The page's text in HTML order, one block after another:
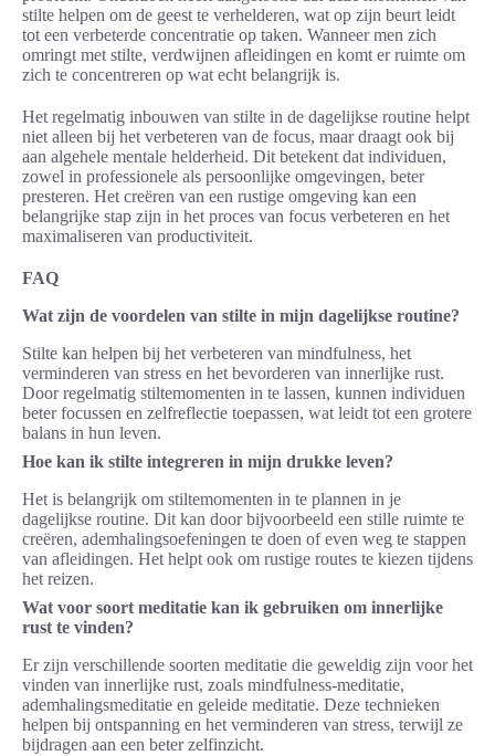
stilte helpen om de geest te verhelderen, wat op zijn beurt leidt
tot een verbeterde concentratie op taken. Wanneer men zich
omringt met stilte, verdwijnen afleidingen en komt er ruimte om
zich te concentreren op wat echt belangrijk is.
Het regelmatig inbouwen van stilte in de dagelijkse routine helpt
niet alleen bij het verbeteren van de focus, maar draagt ook bij
aan algehele mentale helderheid. Dit betekent dat individuen,
zowel in professionele als persoonlijke omgevingen, beter
presteren. Het creëren van een rustige omgeving kan een
belangrijke stap zijn in het proces van focus verbeteren en het
maximaliseren van productiviteit.
FAQ
Wat zijn de voordelen van stilte in mijn dagelijkse routine?
Stilte kan helpen bij het verbeteren van mindfulness, het
verminderen van stress en het bevorderen van innerlijke rust.
Door regelmatig stiltemomenten in te lassen, kunnen individuen
beter focussen en zelfreflectie toepassen, wat leidt tot een grotere
balans in hun leven.
Hoe kan ik stilte integreren in mijn drukke leven?
Het is belangrijk om stiltemomenten in te plannen in je
dagelijkse routine. Dit kan door bijvoorbeeld een stille ruimte te
creëren, ademhalingsoefeningen te doen of even weg te stappen
van afleidingen. Het helpt ook om rustige routes te kiezen tijdens
het reizen.
Wat voor soort meditatie kan ik gebruiken om innerlijke
rust te vinden?
Er zijn verschillende soorten meditatie die geweldig zijn voor het
vinden van innerlijke rust, zoals mindfulness-meditatie,
ademhalingsmeditatie en geleide meditatie. Deze technieken
helpen bij ontspanning en het verminderen van stress, terwijl ze
bijdragen aan een beter zelfinzicht.